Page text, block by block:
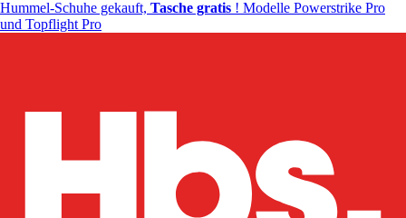
Hummel-Schuhe gekauft, Tasche gratis ! Modelle Powerstrike Pro
und Topflight Pro